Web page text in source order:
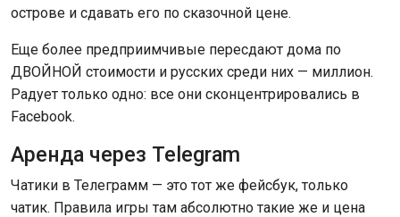
острове и сдавать его по сказочной цене.
Еще более предприимчивые пересдают дома по
ДВОЙНОЙ стоимости и русских среди них — миллион.
Радует только одно: все они сконцентрировались в
Facebook.
Аренда через Telegram
Чатики в Телеграмм — это тот же фейсбук, только
чатик. Правила игры там абсолютно такие же и цена